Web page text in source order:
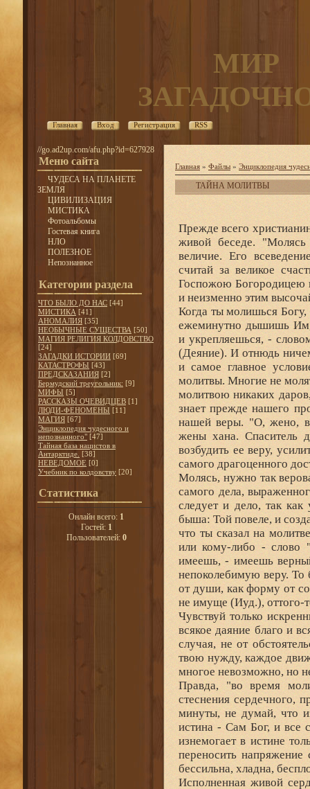
МИР
Главная Вход Регистрация RSS
//go.ad2up.com/afu.php?id=627928
Меню сайта
ЧУДЕСА НА ПЛАНЕТЕ
ЗЕМЛЯ
ЦИВИЛИЗАЦИЯ
МИСТИКА
Фотоальбомы
Гостевая книга
НЛО
ПОЛЕЗНОЕ
Непознанное
Категории раздела
ЧТО БЫЛО ДО НАС [44]
МИСТИКА [41]
АНОМАЛИЯ [35]
НЕОБЫЧНЫЕ СУЩЕСТВА [50]
МАГИЯ РЕЛИГИЯ КОЛДОВСТВО
[24]
ЗАГАДКИ ИСТОРИИ [69]
КАТАСТРОФЫ [43]
ПРЕДСКАЗАНИЯ [2]
Бермудский треугольник: [9]
МИФЫ [5]
РАССКАЗЫ ОЧЕВИДЦЕВ [1]
ЛЮДИ-ФЕНОМЕНЫ [11]
МАГИЯ [67]
Энциклопедия чудесного и
непознанного" [47]
Тайная база нацистов в
Антарктиде. [38]
НЕВЕДОМОЕ [0]
Учебник по колдовству [20]
Статистика
Онлайн всего: 1
Гостей: 1
Пользователей: 0
Главная » Файлы » Энциклопедия
ТАЙНА МОЛИТВЫ
Прежде всего
живой беседе. "Молясь
величие. Его
считай за великое
Госпожою Богородицею
и неизменно этим
Когда ты молишься Богу,
ежеминутно дышишь Им,
и укрепляешься, -
(Деяние). И отнюдь
и самое главное
молитвы. Многие не
молитвою никаких
знает прежде нашего
нашей веры. "О, жено,
жены хана. Спаситель
возбудить ее веру,
самого драгоценного
Молясь, нужно так
самого дела,
следует и дело, так
быша: Той повеле, и
что ты сказал на
или кому-либо - слово
имеешь, - имеешь
непоколебимую веру. То
от души, как форму от
не имуще (Иуд.), оттого-
Чувствуй только
всякое даяние благо и
случая, не от
твою нужду, каждое
многое невозможно, но
Правда, "во время
стеснения сердечного,
минуты, не думай, что
истина - Сам Бог, и все
изнемогает в истине
переносить напряжение
бессильна, хладна,
Исполненная живой